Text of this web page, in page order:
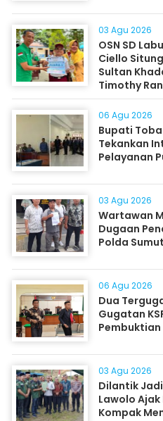
03 Agu 2026
OSN SD
Ciello
Sultan
Timothy
06 Agu 2026
Bupati
Tekankan
Pelayanan
03 Agu 2026
Wartawan
Dugaan
Polda Sumut
06 Agu 2026
Dua
Gugatan
Pembuktian
03 Agu 2026
Dilantik
Lawolo
Kompak